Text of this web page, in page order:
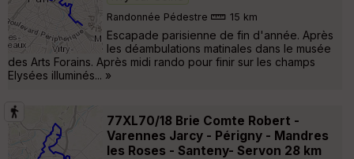
Randonnée Pédestre 15 km
Escapade parisienne de fin d'année. Après
les déambulations matinales dans le musée
des Arts Forains. Après midi rando pour finir sur les champs
Elysées illuminés... »
77XL70/18 Brie Comte Robert -
Varennes Jarcy - Périgny - Mandres
les Roses - Santeny- Servon 28 km